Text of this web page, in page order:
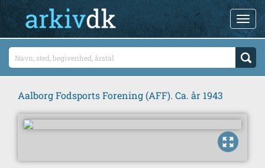
Aalborg Fodsports Forening (AFF). Ca. år 1943